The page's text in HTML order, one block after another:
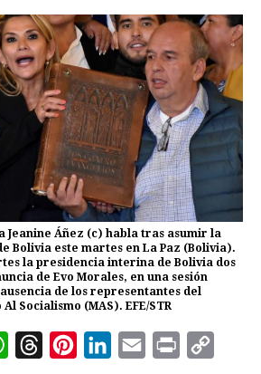
Jeanine Áñez (c) habla tras asumir la
Bolivia este martes en La Paz (Bolivia).
la presidencia interina de Bolivia dos
de Evo Morales, en una sesión
de los representantes del
Socialismo (MAS). EFE/STR
W